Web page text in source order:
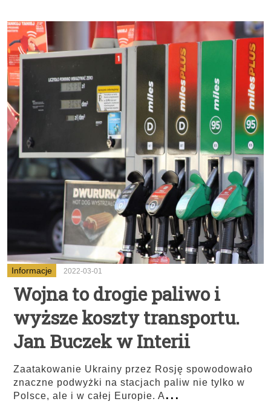
Informacje 2022-03-01
Wojna to drogie paliwo i
wyższe koszty transportu.
Jan Buczek w Interii
Zaatakowanie Ukrainy przez Rosję spowodowało
znaczne podwyżki na stacjach paliw nie tylko w
Polsce, ale i w całej Europie. A...